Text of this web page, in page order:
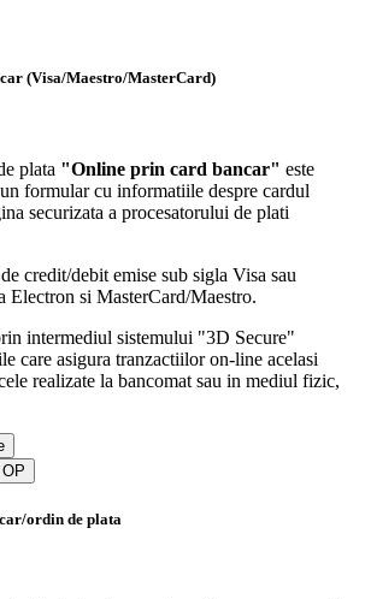
(Visa/Maestro/MasterCard)
plata "Online prin card bancar" este
formular cu informatiile despre cardul
securizata a procesatorului de plati
credit/debit emise sub sigla Visa sau
Electron si MasterCard/Maestro.
intermediul sistemului "3D Secure"
care asigura tranzactiilor on-line acelasi
realizate la bancomat sau in mediul fizic,
Plata prin OP
ordin de plata